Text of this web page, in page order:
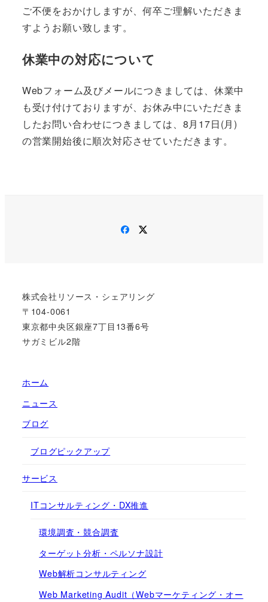
ご不便をおかけしますが、何卒ご理解いただきま
すようお願い致します。
休業中の対応について
Webフォーム及びメールにつきましては、休業中
も受け付けておりますが、お休み中にいただきま
したお問い合わせにつきましては、8月17日(月)
の営業開始後に順次対応させていただきます。
Facebook
株式会社リソース・シェアリング
〒104-0061
東京都中央区銀座7丁目13番6号
サガミビル2階
ホーム
ニュース
ブログ
ブログピックアップ
サービス
ITコンサルティング・DX推進
環境調査・競合調査
ターゲット分析・ペルソナ設計
Web解析コンサルティング
Web Marketing Audit（Webマーケティング・オー